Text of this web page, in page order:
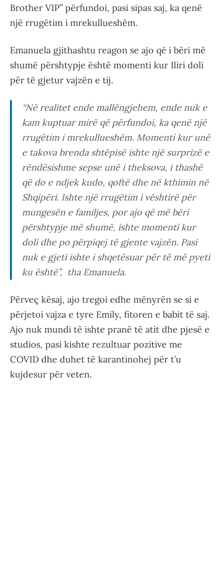
Brother VIP” përfundoi, pasi sipas saj, ka qenë
një rrugëtim i mrekullueshëm.
Emanuela gjithashtu reagon se ajo që i bëri më
shumë përshtypje është momenti kur Iliri doli
për të gjetur vajzën e tij.
“Në realitet ende mallëngjehem, ende nuk e
kam kuptuar mirë që përfundoi, ka qenë një
rrugëtim i mrekullueshëm. Momenti kur unë
e takova brenda shtëpisë ishte një surprizë e
rëndësishme sepse unë i theksova, i thashë
që do e ndjek kudo, qoftë dhe në kthimin në
Shqipëri. Ishte një rrugëtim i vështirë për
mungesën e familjes, por ajo që më bëri
përshtypje më shumë, ishte momenti kur
doli dhe po përpiqej të gjente vajzën. Pasi
nuk e gjeti ishte i shqetësuar për të më pyeti
ku është”, tha Emanuela.
Përveç kësaj, ajo tregoi edhe mënyrën se si e
përjetoi vajza e tyre Emily, fitoren e babit të saj.
Ajo nuk mundi të ishte pranë të atit dhe pjesë e
studios, pasi kishte rezultuar pozitive me
COVID dhe duhet të karantinohej për t’u
kujdesur për veten.